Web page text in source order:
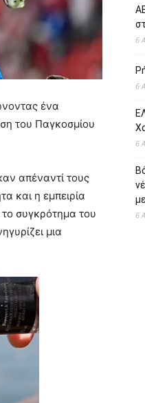
ένα
του Παγκοσμίου
απέναντί τους
και η εμπειρία
συγκρότημα του
μια
6
6
6
6